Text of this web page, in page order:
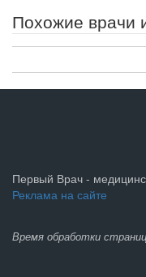
Похожие врачи
Первый Врач -
Реклама на сайте
Время обработки